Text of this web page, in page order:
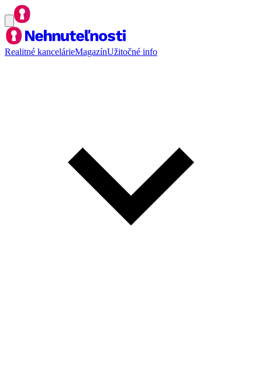
Realitné kancelárieMagazínUžitočné info